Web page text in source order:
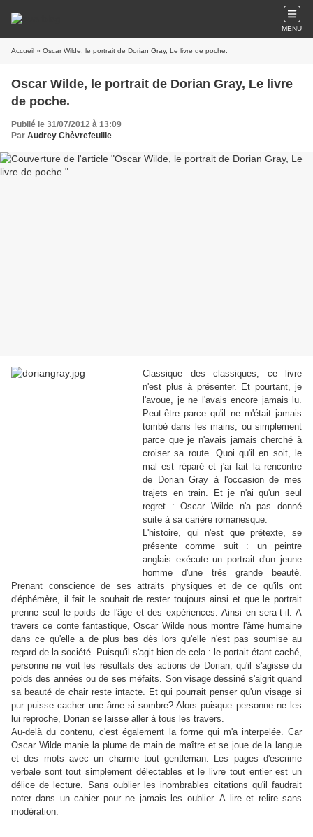
MENU
Accueil » Oscar Wilde, le portrait de Dorian Gray, Le livre de poche.
Oscar Wilde, le portrait de Dorian Gray, Le livre
de poche.
Publié le 31/07/2012 à 13:09
Par Audrey Chèvrefeuille
Classique des classiques, ce livre
n'est plus à présenter. Et pourtant, je
l'avoue, je ne l'avais encore jamais lu.
Peut-être parce qu'il ne m'était jamais
tombé dans les mains, ou simplement
parce que je n'avais jamais cherché à
croiser sa route. Quoi qu'il en soit, le
mal est réparé et j'ai fait la rencontre
de Dorian Gray à l'occasion de mes
trajets en train. Et je n'ai qu'un seul
regret : Oscar Wilde n'a pas donné
suite à sa carière romanesque.
L'histoire, qui n'est que prétexte, se
présente comme suit : un peintre
anglais exécute un portrait d'un jeune
homme d'une très grande beauté.
Prenant conscience de ses attraits physiques et de ce qu'ils ont
d'éphémère, il fait le souhait de rester toujours ainsi et que le portrait
prenne seul le poids de l'âge et des expériences. Ainsi en sera-t-il. A
travers ce conte fantastique, Oscar Wilde nous montre l'âme humaine
dans ce qu'elle a de plus bas dès lors qu'elle n'est pas soumise au
regard de la société. Puisqu'il s'agit bien de cela : le portait étant caché,
personne ne voit les résultats des actions de Dorian, qu'il s'agisse du
poids des années ou de ses méfaits. Son visage dessiné s'aigrit quand
sa beauté de chair reste intacte. Et qui pourrait penser qu'un visage si
pur puisse cacher une âme si sombre? Alors puisque personne ne les
lui reproche, Dorian se laisse aller à tous les travers.
Au-delà du contenu, c'est également la forme qui m'a interpelée. Car
Oscar Wilde manie la plume de main de maître et se joue de la langue
et des mots avec un charme tout gentleman. Les pages d'escrime
verbale sont tout simplement délectables et le livre tout entier est un
délice de lecture. Sans oublier les inombrables citations qu'il faudrait
noter dans un cahier pour ne jamais les oublier. A lire et relire sans
modération.